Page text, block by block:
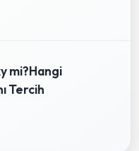
mi?Hangi
Tercih